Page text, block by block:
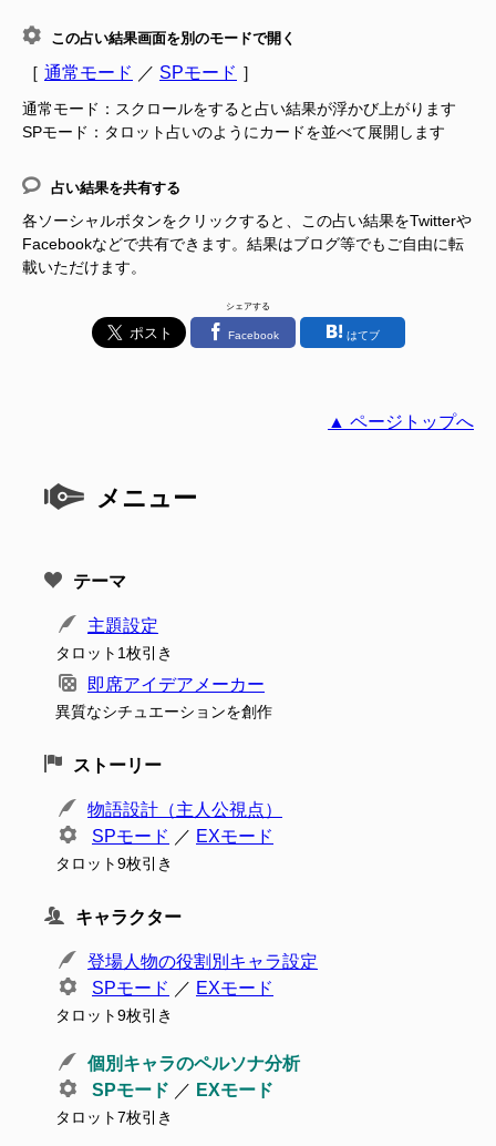
この占い結果画面を別のモードで開く
［ 通常モード ／ SPモード ］
通常モード：スクロールをすると占い結果が浮かび上がります
SPモード：タロット占いのようにカードを並べて展開します
占い結果を共有する
各ソーシャルボタンをクリックすると、この占い結果をTwitterや
Facebookなどで共有できます。結果はブログ等でもご自由に転
載いただけます。
シェアする
Facebook はてブ
▲ ページトップへ
メニュー
テーマ
主題設定
タロット1枚引き
即席アイデアメーカー
異質なシチュエーションを創作
ストーリー
物語設計（主人公視点）
SPモード ／ EXモード
タロット9枚引き
キャラクター
登場人物の役割別キャラ設定
SPモード ／ EXモード
タロット9枚引き
個別キャラのペルソナ分析
SPモード ／ EXモード
タロット7枚引き